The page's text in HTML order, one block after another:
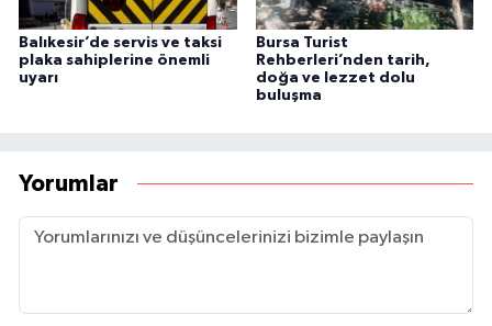
Balıkesir’de servis ve taksi
plaka sahiplerine önemli
uyarı
Bursa Turist
Rehberleri’nden tarih,
doğa ve lezzet dolu
buluşma
Yorumlar